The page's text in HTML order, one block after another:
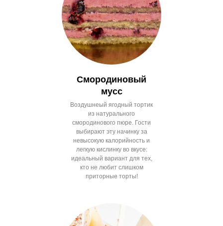
Смородиновый
мусс
Воздушнеый ягодный тортик
из натурального
смородинового пюре. Гости
выбирают эту начинку за
невысокую калорийность и
легкую кислинку во вкусе:
идеальный вариант для тех,
кто не любит слишком
приторные торты!